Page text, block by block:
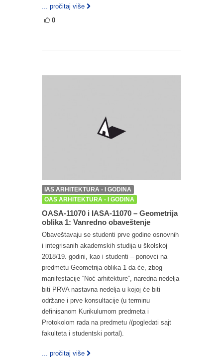
... pročitaj više
0
IAS ARHITEKTURA - I GODINA
OAS ARHITEKTURA - I GODINA
OASA-11070 i IASA-11070 – Geometrija
oblika 1: Vanredno obaveštenje
Obaveštavaju se studenti prve godine osnovnih
i integrisanih akademskih studija u školskoj
2018/19. godini, kao i studenti – ponovci na
predmetu Geometrija oblika 1 da će, zbog
manifestacije “Noć arhitekture”, naredna nedelja
biti PRVA nastavna nedelja u kojoj će biti
održane i prve konsultacije (u terminu
definisanom Kurikulumom predmeta i
Protokolom rada na predmetu /(pogledati sajt
fakulteta i studentski portal).
... pročitaj više